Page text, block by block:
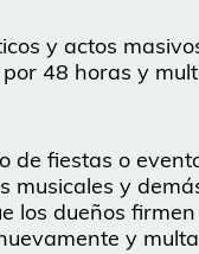
y actos
48 horas y
de fiestas o
musicales y
los dueños
y